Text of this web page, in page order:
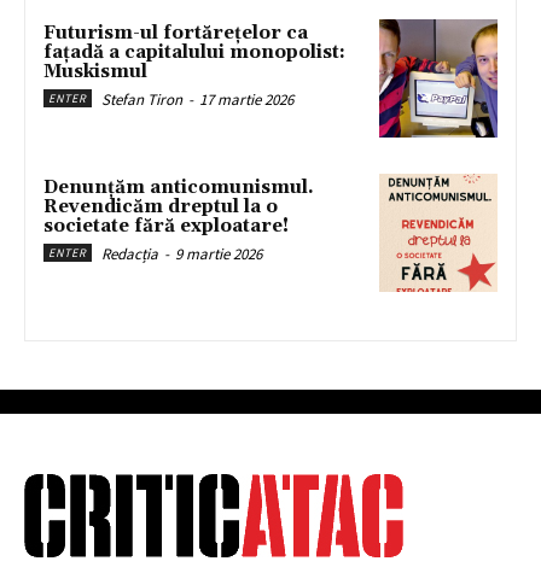
Futurism-ul fortărețelor ca
fațadă a capitalului monopolist:
Muskismul
ENTER Stefan Tiron - 17 martie 2026
Denunțăm anticomunismul.
Revendicăm dreptul la o
societate fără exploatare!
ENTER Redacția - 9 martie 2026